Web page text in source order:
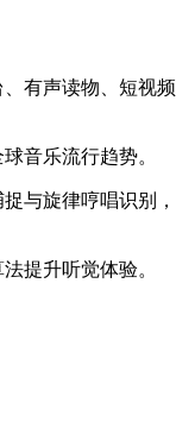
有声读物、短视频
音乐流行趋势。
与旋律哼唱识别，
提升听觉体验。